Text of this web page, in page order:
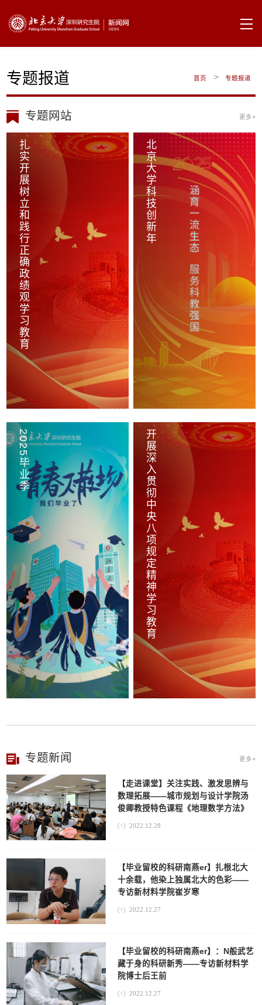
专题报道 首页 > 专题报道
专题网站 更多+
扎实开展树立和践行正确政绩观学习教育 北京大学科技创新年
2025毕业季 开展深入贯彻中央八项规定精神学习教育
专题新闻 更多+
【走进课堂】关注实践、激发思辨与
数理拓展——城市规划与设计学院汤
俊卿教授特色课程《地理数学方法》
2022.12.28
【毕业留校的科研南燕er】扎根北大
十余载，他染上独属北大的色彩——
专访新材料学院崔岁寒
2022.12.27
【毕业留校的科研南燕er】：N般武艺
藏于身的科研新秀——专访新材料学
院博士后王前
2022.12.27